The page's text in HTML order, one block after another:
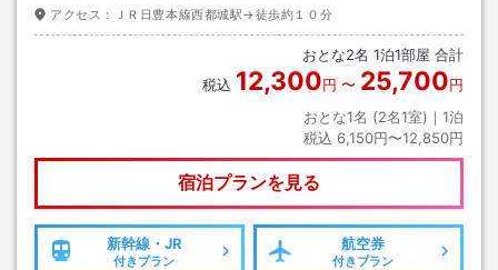
アクセス： ＪＲ日豊本線西都城駅→徒歩約１０分
おとな2名 1泊1部屋 合計
税込 12,300円 〜 25,700円
おとな1名 (2名1室)｜ 1泊
税込 6,150円〜12,850円
宿泊プランを見る
新幹線・JR
付きプラン
航空券
付きプラン